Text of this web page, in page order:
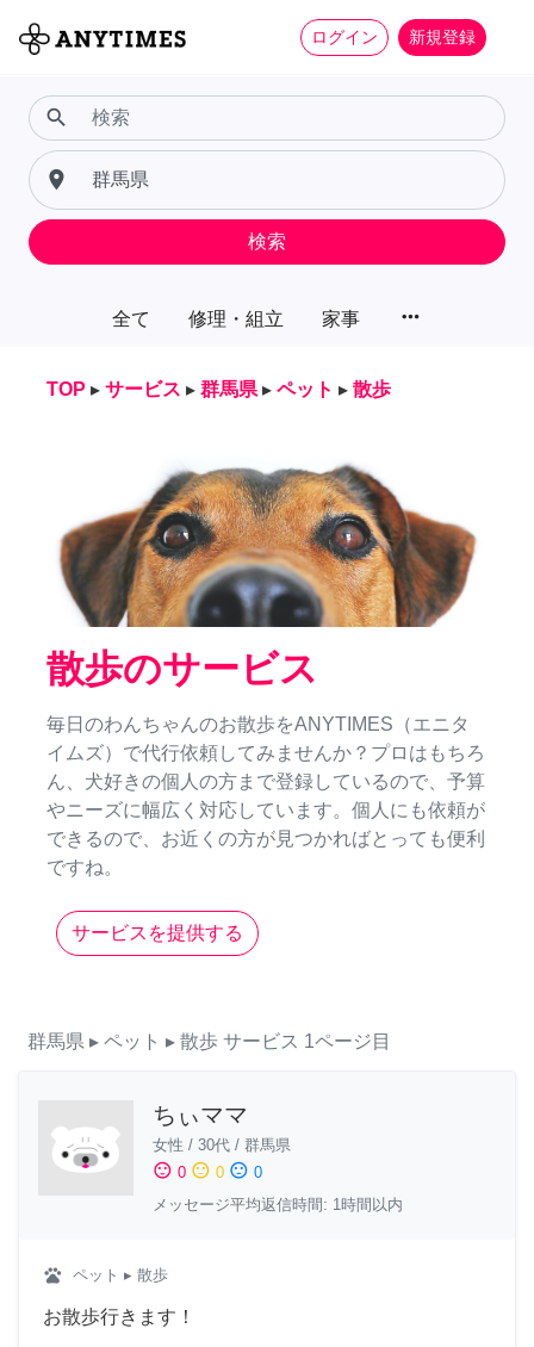
ログイン 新規登録
全て 修理・組立 家事 more_horiz
search
place
検索
TOP ▸ サービス ▸ 群馬県 ▸ ペット ▸ 散歩
散歩のサービス
毎日のわんちゃんのお散歩をANYTIMES（エニタ
イムズ）で代行依頼してみませんか？プロはもちろ
ん、犬好きの個人の方まで登録しているので、予算
やニーズに幅広く対応しています。個人にも依頼が
できるので、お近くの方が見つかればとっても便利
ですね。
サービスを提供する
群馬県 ▸ ペット ▸ 散歩 サービス 1ページ目
ちぃママ
女性 / 30代 / 群馬県
sentiment_satisfied 0 sentiment_neutral 0 sentiment_dissatisfied 0
メッセージ平均返信時間: 1時間以内
pets ペット ▸ 散歩
お散歩行きます！